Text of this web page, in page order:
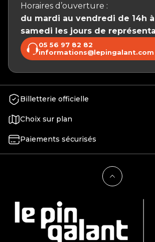
Horaires d’ouverture :
du mardi au vendredi de 14h
samedi les jours de
05 56 97 82 82
informations@lepingalant.com
Billetterie officielle
Choix sur plan
Paiements sécurisés